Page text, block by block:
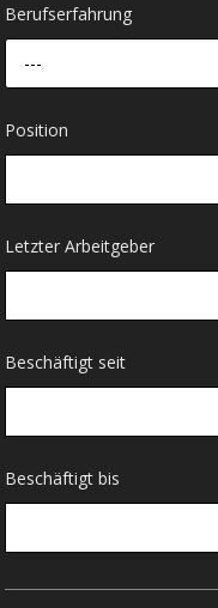
Berufserfahrung
---
Position
Letzter Arbeitgeber
Beschäftigt seit
Beschäftigt bis